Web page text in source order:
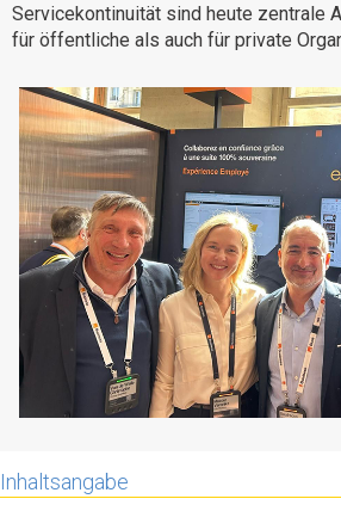
Über uns
Karriere
Kontakt
Testen
Servicekontinuität sind heute zentrale
für öffentliche als auch für private
Inhaltsangabe